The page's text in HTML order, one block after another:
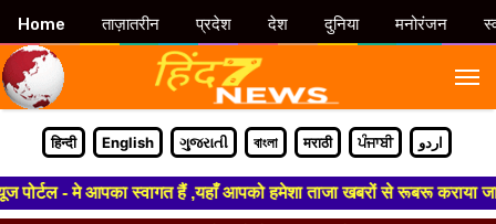
हिन्दी English ગુજરાતી বাংলা मराठी ਪੰਜਾਬੀ اردو
- मे आपका स्वागत हैं ,यहाँ आपको हमेशा ताजा खबरों से रूबरू कराया
Home ताज़ातरीन प्रदेश देश दुनिया मनोरंजन